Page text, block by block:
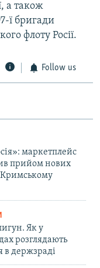
а також
ї бригади
флоту Росії.
Follow us
маркетплейс
прийом нових
Як у
розглядають
в держзраді